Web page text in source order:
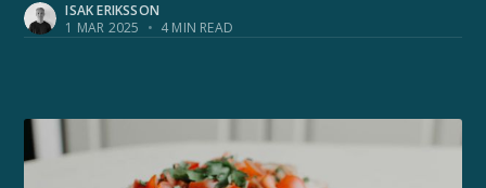
ISAK ERIKSSON
1 MAR 2025 • 4 MIN READ